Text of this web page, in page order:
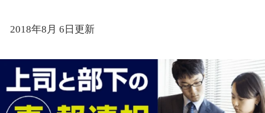
2018年8月 6日更新